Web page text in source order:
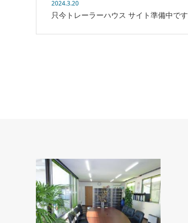
2024.3.20
只今トレーラーハウス サイト準備中です